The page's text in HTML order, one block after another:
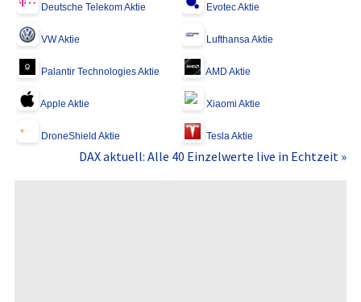
Deutsche Telekom Aktie Evotec Aktie
VW Aktie Lufthansa Aktie
Palantir Technologies Aktie AMD Aktie
Apple Aktie Xiaomi Aktie
DroneShield Aktie Tesla Aktie
DAX aktuell: Alle 40 Einzelwerte live in Echtzeit »